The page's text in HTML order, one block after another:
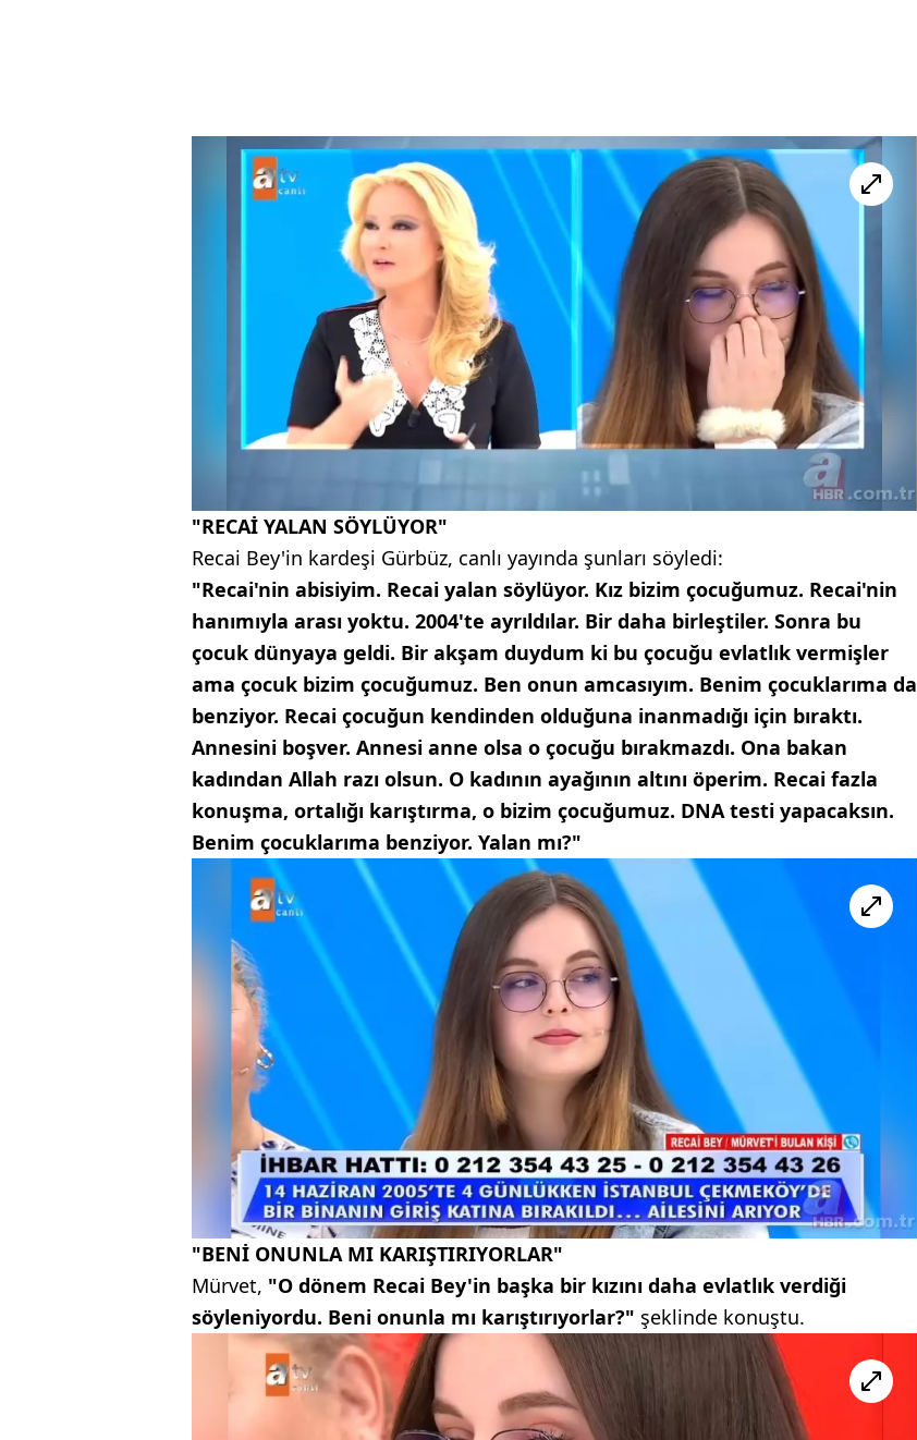
"RECAİ YALAN SÖYLÜYOR"
Recai Bey'in kardeşi Gürbüz, canlı yayında şunları söyledi:
"Recai'nin abisiyim. Recai yalan söylüyor. Kız bizim çocuğumuz. Recai'nin
hanımıyla arası yoktu. 2004'te ayrıldılar. Bir daha birleştiler. Sonra bu
çocuk dünyaya geldi. Bir akşam duydum ki bu çocuğu evlatlık vermişler
ama çocuk bizim çocuğumuz. Ben onun amcasıyım. Benim çocuklarıma da
benziyor. Recai çocuğun kendinden olduğuna inanmadığı için bıraktı.
Annesini boşver. Annesi anne olsa o çocuğu bırakmazdı. Ona bakan
kadından Allah razı olsun. O kadının ayağının altını öperim. Recai fazla
konuşma, ortalığı karıştırma, o bizim çocuğumuz. DNA testi yapacaksın.
Benim çocuklarıma benziyor. Yalan mı?"
"BENİ ONUNLA MI KARIŞTIRIYORLAR"
Mürvet, "O dönem Recai Bey'in başka bir kızını daha evlatlık verdiği
söyleniyordu. Beni onunla mı karıştırıyorlar?" şeklinde konuştu.